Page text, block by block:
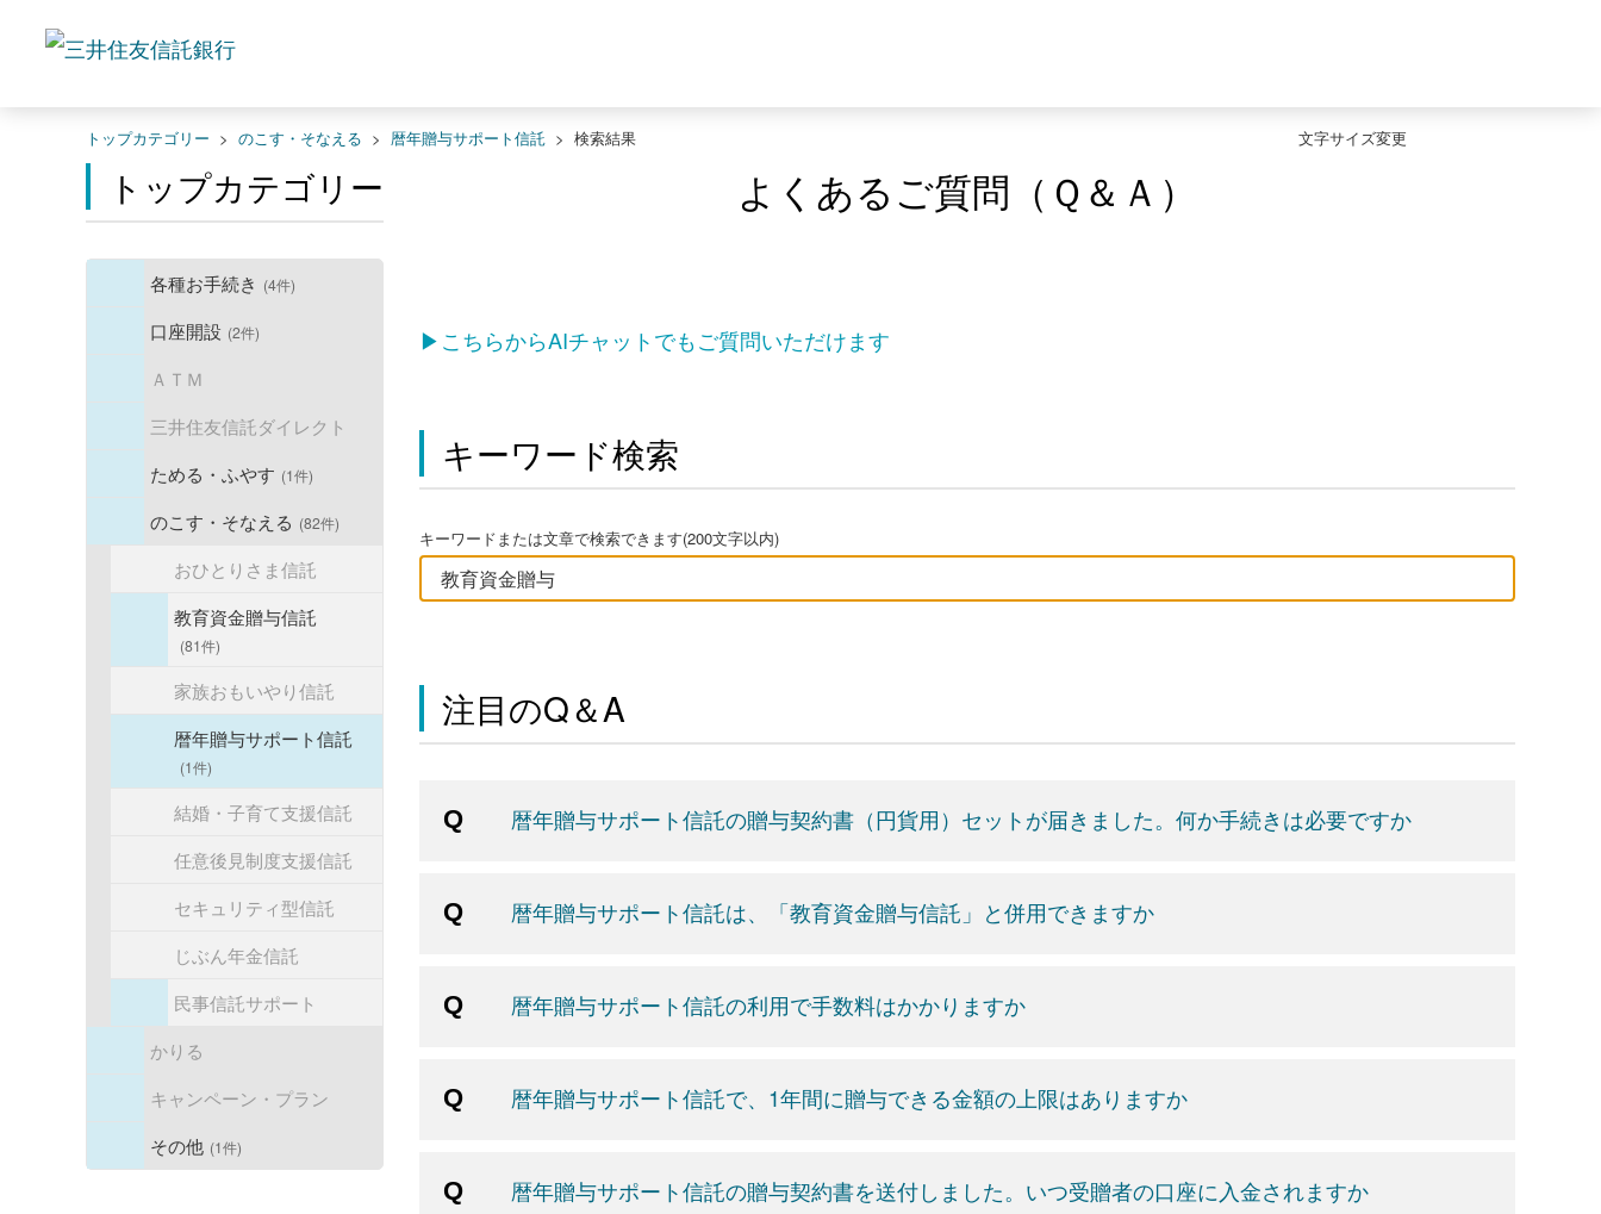
文字サイズ変更
トップカテゴリー > のこす・そなえる > 暦年贈与サポート信託 > 検索結果
トップカテゴリー
各種お手続き (4件)
口座開設 (2件)
ＡＴＭ
三井住友信託ダイレクト
ためる・ふやす (1件)
のこす・そなえる (82件)
おひとりさま信託
教育資金贈与信託
(81件)
家族おもいやり信託
暦年贈与サポート信託
(1件)
結婚・子育て支援信託
任意後見制度支援信託
セキュリティ型信託
じぶん年金信託
民事信託サポート
かりる
キャンペーン・プラン
その他 (1件)
よくあるご質問（Ｑ＆Ａ）
▶こちらからAIチャットでもご質問いただけます
キーワード検索
キーワードまたは文章で検索できます(200文字以内)
注目のQ＆A
暦年贈与サポート信託の贈与契約書（円貨用）セットが届きました。何か手続きは必要ですか
暦年贈与サポート信託は、「教育資金贈与信託」と併用できますか
暦年贈与サポート信託の利用で手数料はかかりますか
暦年贈与サポート信託で、1年間に贈与できる金額の上限はありますか
暦年贈与サポート信託の贈与契約書を送付しました。いつ受贈者の口座に入金されますか